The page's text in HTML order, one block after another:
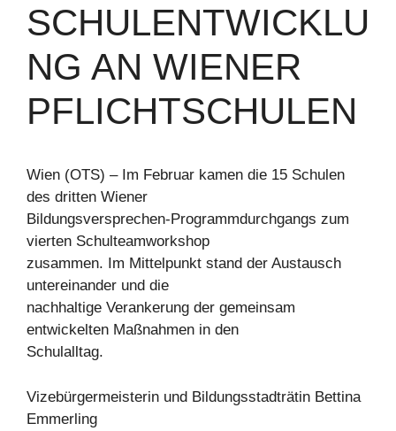
SCHULENTWICKLU
NG AN WIENER
PFLICHTSCHULEN
Wien (OTS) – Im Februar kamen die 15 Schulen
des dritten Wiener
Bildungsversprechen-Programmdurchgangs zum
vierten Schulteamworkshop
zusammen. Im Mittelpunkt stand der Austausch
untereinander und die
nachhaltige Verankerung der gemeinsam
entwickelten Maßnahmen in den
Schulalltag.
Vizebürgermeisterin und Bildungsstadträtin Bettina
Emmerling